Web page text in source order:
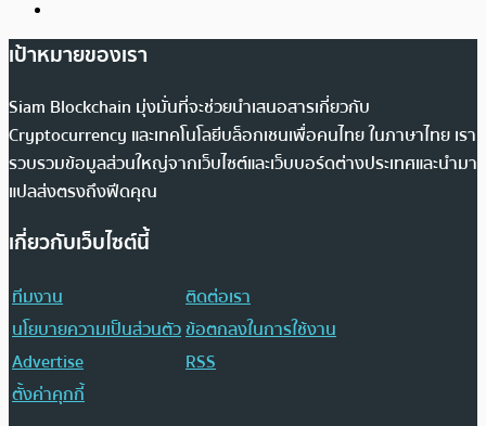
เป้าหมายของเรา
Siam Blockchain มุ่งมั่นที่จะช่วยนำเสนอสารเกี่ยวกับ
Cryptocurrency และเทคโนโลยีบล็อกเชนเพื่อคนไทย ในภาษาไทย เรา
รวบรวมข้อมูลส่วนใหญ่จากเว็บไซต์และเว็บบอร์ดต่างประเทศและนำมา
แปลส่งตรงถึงฟีดคุณ
เกี่ยวกับเว็บไซต์นี้
ทีมงาน
ติดต่อเรา
นโยบายความเป็นส่วนตัวข้อตกลงในการใช้งาน
Advertise
RSS
ตั้งค่าคุกกี้